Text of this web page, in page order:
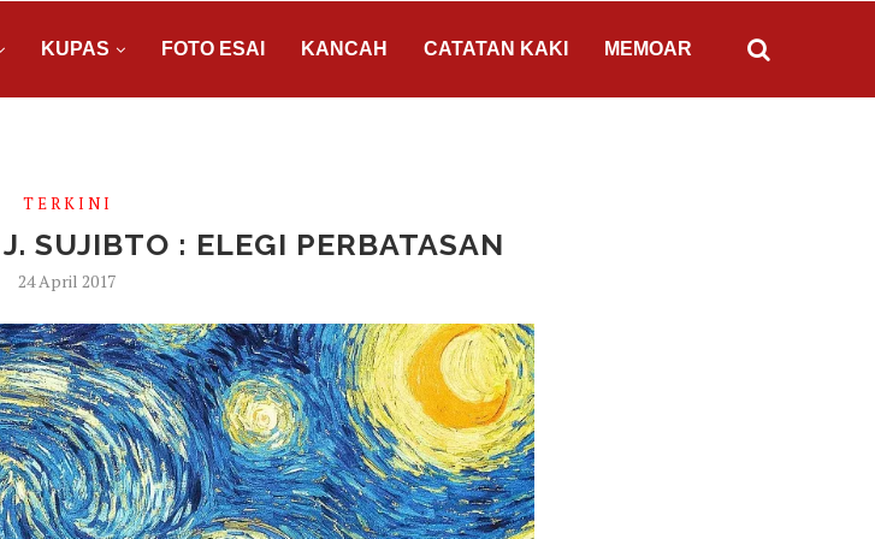
KUPAS FOTO ESAI KANCAH CATATAN KAKI MEMOAR
T E R K I N I
SUJIBTO : ELEGI PERBATASAN
24 April 2017